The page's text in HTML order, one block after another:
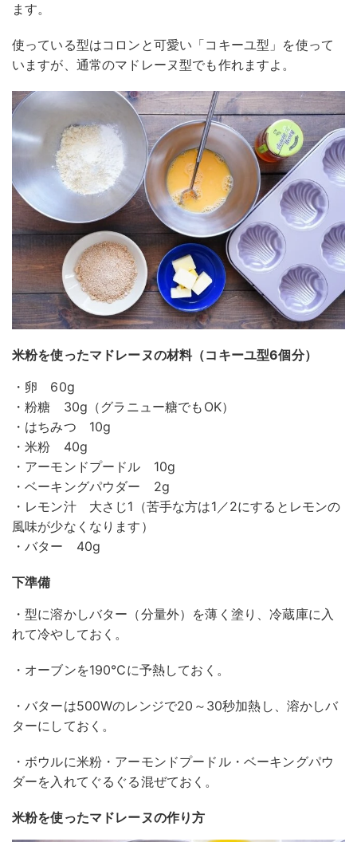
ます。
使っている型はコロンと可愛い「コキーユ型」を使って
いますが、通常のマドレーヌ型でも作れますよ。
米粉を使ったマドレーヌの材料（コキーユ型6個分）
・卵 60g
・粉糖 30g（グラニュー糖でもOK）
・はちみつ 10g
・米粉 40g
・アーモンドプードル 10g
・ベーキングパウダー 2g
・レモン汁 大さじ1（苦手な方は1／2にするとレモンの
風味が少なくなります）
・バター 40g
下準備
・型に溶かしバター（分量外）を薄く塗り、冷蔵庫に入
れて冷やしておく。
・オーブンを190℃に予熱しておく。
・バターは500Wのレンジで20～30秒加熱し、溶かしバ
ターにしておく。
・ボウルに米粉・アーモンドプードル・ベーキングパウ
ダーを入れてぐるぐる混ぜておく。
米粉を使ったマドレーヌの作り方